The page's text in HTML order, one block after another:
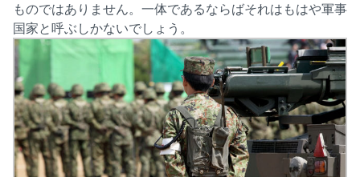
ものではありません。一体であるならばそれはもはや軍事
国家と呼ぶしかないでしょう。